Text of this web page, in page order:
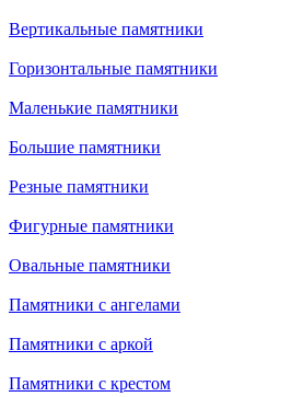
Вертикальные памятники
Горизонтальные памятники
Маленькие памятники
Большие памятники
Резные памятники
Фигурные памятники
Овальные памятники
Памятники с ангелами
Памятники с аркой
Памятники с крестом